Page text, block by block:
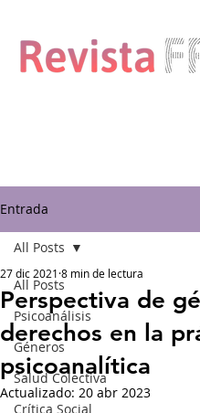
Entrada
All Posts
Psicoanálisis
Géneros
Salud Colectiva
Crítica Social
All Posts
Perspectiva de
derechos en la
psicoanalítica
27 dic 2021 8 min de lectura
Actualizado: 20 abr 2023